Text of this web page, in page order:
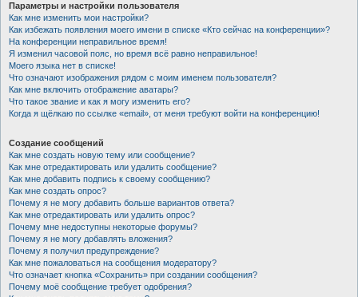
Параметры и настройки пользователя
Как мне изменить мои настройки?
Как избежать появления моего имени в списке «Кто сейчас на конференции»?
На конференции неправильное время!
Я изменил часовой пояс, но время всё равно неправильное!
Моего языка нет в списке!
Что означают изображения рядом с моим именем пользователя?
Как мне включить отображение аватары?
Что такое звание и как я могу изменить его?
Когда я щёлкаю по ссылке «email», от меня требуют войти на конференцию!
Создание сообщений
Как мне создать новую тему или сообщение?
Как мне отредактировать или удалить сообщение?
Как мне добавить подпись к своему сообщению?
Как мне создать опрос?
Почему я не могу добавить больше вариантов ответа?
Как мне отредактировать или удалить опрос?
Почему мне недоступны некоторые форумы?
Почему я не могу добавлять вложения?
Почему я получил предупреждение?
Как мне пожаловаться на сообщения модератору?
Что означает кнопка «Сохранить» при создании сообщения?
Почему моё сообщение требует одобрения?